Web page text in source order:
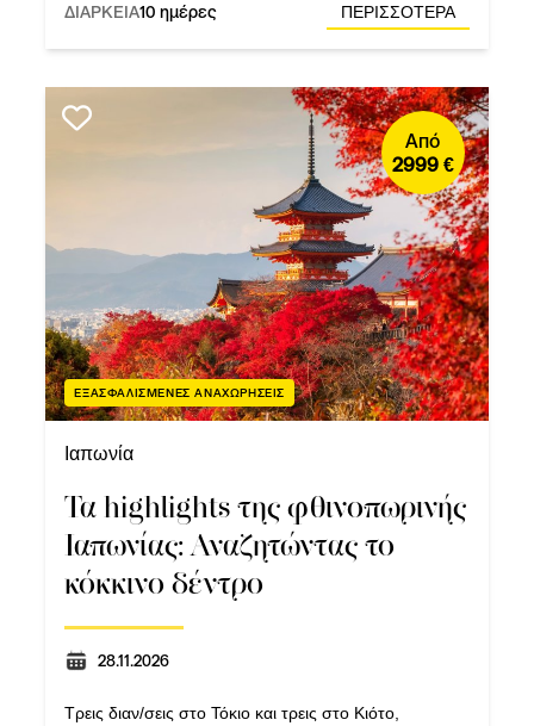
πληρότητα των προγραμμάτων του Versus.
ΔΙΑΡΚΕΙΑ10 ημέρες ΠΕΡΙΣΣΟΤΕΡΑ
Από
2999 €
ΕΞΑΣΦΑΛΙΣΜΕΝΕΣ ΑΝΑΧΩΡΗΣΕΙΣ
Ιαπωνία
Τα highlights της φθινοπωρινής
Ιαπωνίας: Αναζητώντας το
κόκκινο δέντρο
28.11.2026
Τρεις διαν/σεις στο Τόκιο και τρεις στο Κιότο,